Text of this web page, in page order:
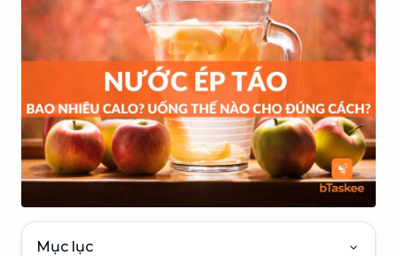
Mục lục